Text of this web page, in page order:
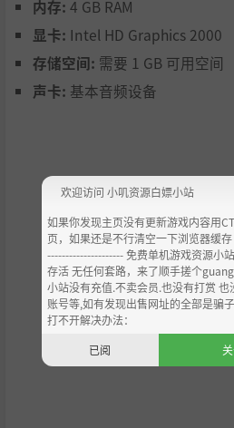
收集天下功法，搭配独特武学战术
内存: 4 GB RAM
显卡: Intel HD Graphics 2000
存储空间: 需要 1 GB 可用空间
声卡: 基本音频设备
欢迎访问 小叽资源白嫖小站
如果你发现主页没有更新游戏内容用
页，如果还是不行清空一下浏览器缓
--------------------- 免费单机游戏资源小
存活 无任何套路，来了顺手搓个
小站没有充值.不卖会员.也没有打赏
账号等,如有发现出售网址的全部是骗
打不开解决办法：
已阅